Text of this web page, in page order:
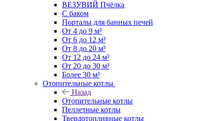
ВЕЗУВИЙ Пчёлка
С баком
Порталы для банных печей
От 4 до 9 м³
От 6 до 12 м³
От 8 до 20 м³
От 12 до 24 м³
От 20 до 30 м³
Более 30 м³
Отопительные котлы
Назад
Отопительные котлы
Пеллетные котлы
Твердотопливные котлы